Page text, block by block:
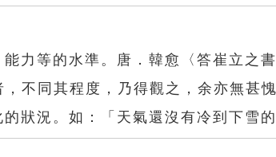
力等的水準。唐．韓愈〈答崔立之
不同其程度，乃得觀之，余亦無甚愧
狀況。如：「天氣還沒有冷到下雪的